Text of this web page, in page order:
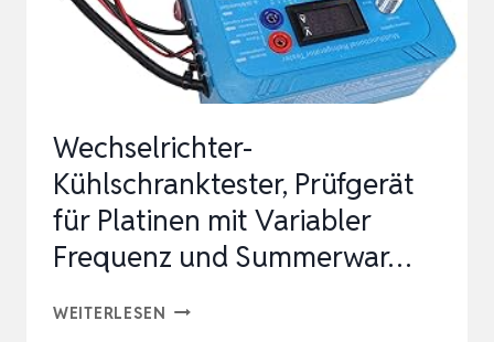
VOLTMETER
AUTO
RANGING
Wechselrichter-
Kühlschranktester, Prüfgerät
für Platinen mit Variabler
Frequenz und Summerwar…
WEITERLESEN WECHSELRICHTER-